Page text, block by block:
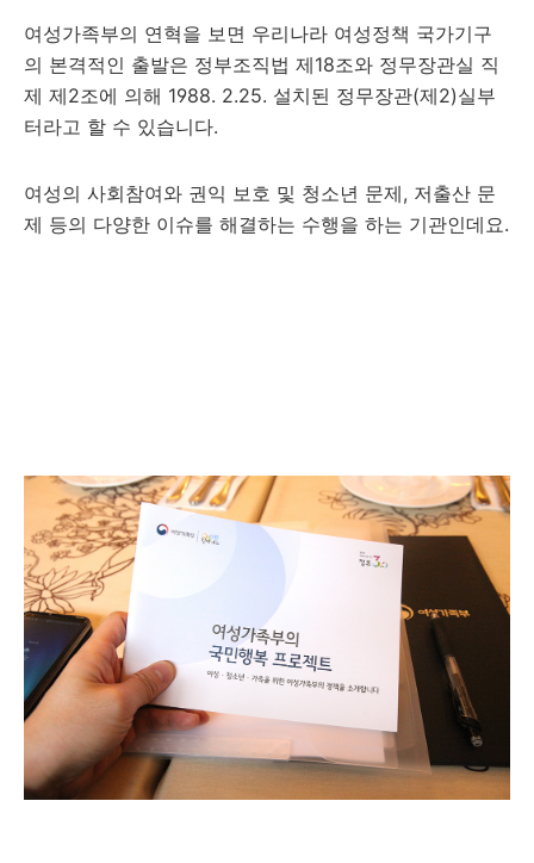
여성가족부의 연혁을 보면 우리나라 여성정책 국가기구
의 본격적인 출발은 정부조직법 제18조와 정무장관실 직
제 제2조에 의해 1988. 2.25. 설치된 정무장관(제2)실부
터라고 할 수 있습니다.
여성의 사회참여와 권익 보호 및 청소년 문제, 저출산 문
제 등의 다양한 이슈를 해결하는 수행을 하는 기관인데요.